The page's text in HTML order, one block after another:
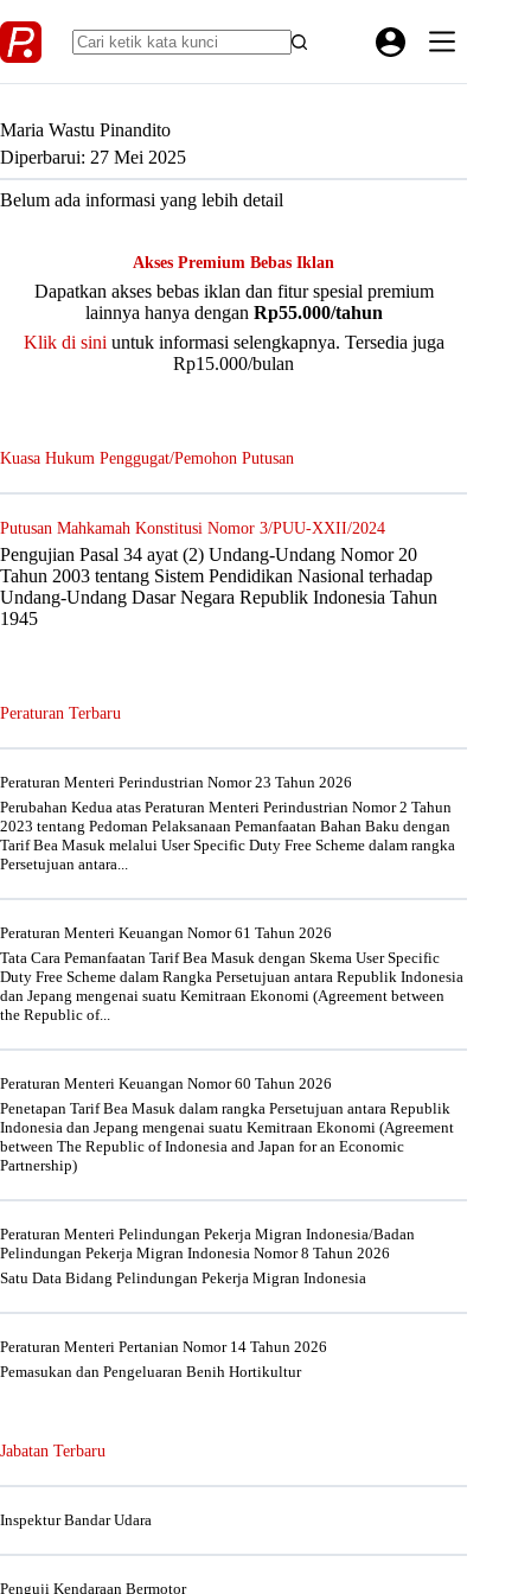
to
content
Maria Wastu Pinandito
Diperbarui: 27 Mei 2025
Belum ada informasi yang lebih detail
Akses Premium Bebas Iklan
Dapatkan akses bebas iklan dan fitur spesial premium
lainnya hanya dengan Rp55.000/tahun
Klik di sini untuk informasi selengkapnya. Tersedia juga
Rp15.000/bulan
Kuasa Hukum Penggugat/Pemohon Putusan
Putusan Mahkamah Konstitusi Nomor 3/PUU-XXII/2024
Pengujian Pasal 34 ayat (2) Undang-Undang Nomor 20
Tahun 2003 tentang Sistem Pendidikan Nasional terhadap
Undang-Undang Dasar Negara Republik Indonesia Tahun
1945
Peraturan Terbaru
Peraturan Menteri Perindustrian Nomor 23 Tahun 2026
Perubahan Kedua atas Peraturan Menteri Perindustrian Nomor 2 Tahun
2023 tentang Pedoman Pelaksanaan Pemanfaatan Bahan Baku dengan
Tarif Bea Masuk melalui User Specific Duty Free Scheme dalam rangka
Persetujuan antara...
Peraturan Menteri Keuangan Nomor 61 Tahun 2026
Tata Cara Pemanfaatan Tarif Bea Masuk dengan Skema User Specific
Duty Free Scheme dalam Rangka Persetujuan antara Republik Indonesia
dan Jepang mengenai suatu Kemitraan Ekonomi (Agreement between
the Republic of...
Peraturan Menteri Keuangan Nomor 60 Tahun 2026
Penetapan Tarif Bea Masuk dalam rangka Persetujuan antara Republik
Indonesia dan Jepang mengenai suatu Kemitraan Ekonomi (Agreement
between The Republic of Indonesia and Japan for an Economic
Partnership)
Peraturan Menteri Pelindungan Pekerja Migran Indonesia/Badan
Pelindungan Pekerja Migran Indonesia Nomor 8 Tahun 2026
Satu Data Bidang Pelindungan Pekerja Migran Indonesia
Peraturan Menteri Pertanian Nomor 14 Tahun 2026
Pemasukan dan Pengeluaran Benih Hortikultur
Jabatan Terbaru
Inspektur Bandar Udara
Penguji Kendaraan Bermotor